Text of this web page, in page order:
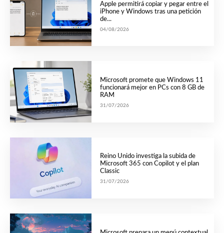
Apple permitirá copiar y pegar entre el
iPhone y Windows tras una petición
de...
04/08/2026
Microsoft promete que Windows 11
funcionará mejor en PCs con 8 GB de
RAM
31/07/2026
Reino Unido investiga la subida de
Microsoft 365 con Copilot y el plan
Classic
31/07/2026